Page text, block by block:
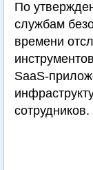
По
службам
времени
SaaS-
сотрудников.